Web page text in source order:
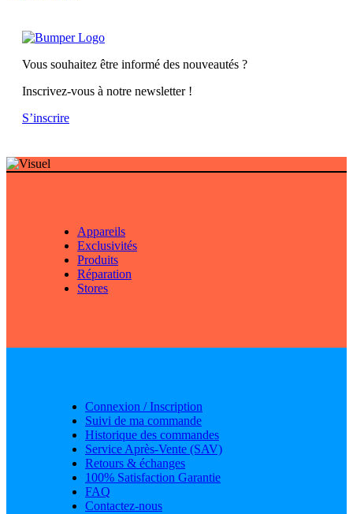
Vous souhaitez être informé des nouveautés ?
Inscrivez-vous à notre newsletter !
S’inscrire
Appareils
Exclusivités
Produits
Réparation
Stores
Connexion / Inscription
Suivi de ma commande
Historique des commandes
Service Après-Vente (SAV)
Retours & échanges
100% Satisfaction Garantie
FAQ
Contactez-nous